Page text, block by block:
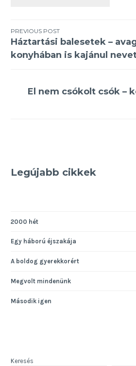
Bejegyzés
navigáció
PREVIOUS POST
Háztartási balesetek –
konyhában is kajánul
El nem csókolt csók –
Legújabb cikkek
2000 hét
Egy háború éjszakája
A boldog gyerekkorért
Megvolt mindenünk
Második igen
Keresés